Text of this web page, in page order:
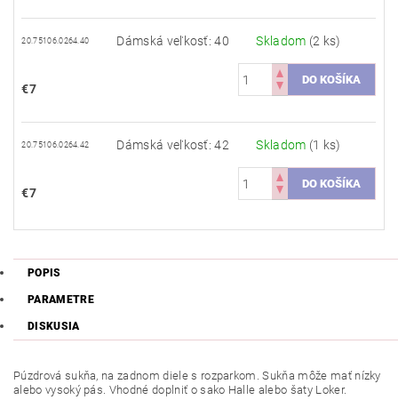
20.75106.0264.40 Dámská veľkosť: 40 Skladom (2 ks)
€7
20.75106.0264.42 Dámská veľkosť: 42 Skladom (1 ks)
€7
POPIS
PARAMETRE
DISKUSIA
Púzdrová sukňa, na zadnom diele s rozparkom. Sukňa môže mať nízky
alebo vysoký pás. Vhodné doplniť o sako Halle alebo šaty Loker.